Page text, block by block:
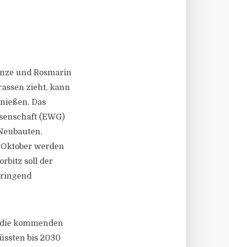
und Rosmarin
zieht, kann
Das
(EWG)
werden
soll der
kommenden
bis 2030